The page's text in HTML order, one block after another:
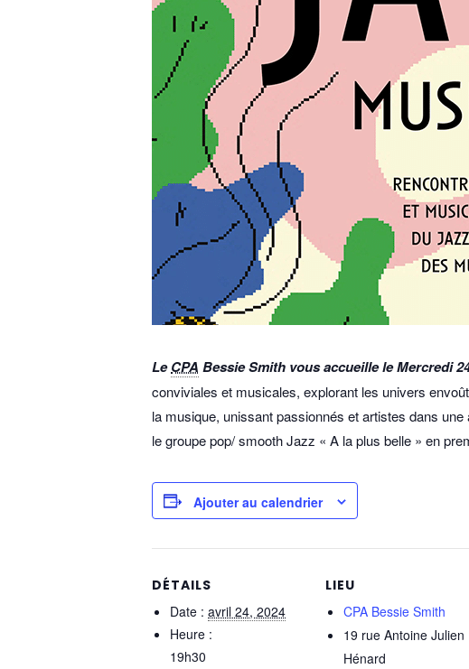
LeCPA Bessie Smith vous accueille le Mercredi
conviviales et musicales, explorant les univers
la musique, unissant passionnés et artistes dans
le groupe pop/ smooth Jazz « A la plus belle » en
Ajouter au calendrier
DÉTAILS
Date : avril 24, 2024
Heure :
19h30
LIEU
CPA Bessie Smith
19 rue Antoine Julien
Hénard